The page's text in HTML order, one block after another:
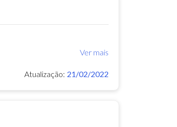
Ver mais
Atualização: 21/02/2022